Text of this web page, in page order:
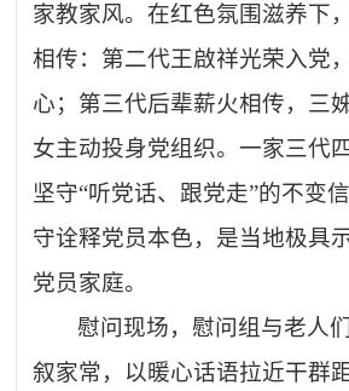
家教家风。在红色氛围滋养下
相传：第二代王啟祥光荣入党
心；第三代后辈薪火相传，三
女主动投身党组织。一家三代
坚守“听党话、跟党走”的不变
守诠释党员本色，是当地极具
党员家庭。
慰问现场，慰问组与老人
叙家常，以暖心话语拉近干群